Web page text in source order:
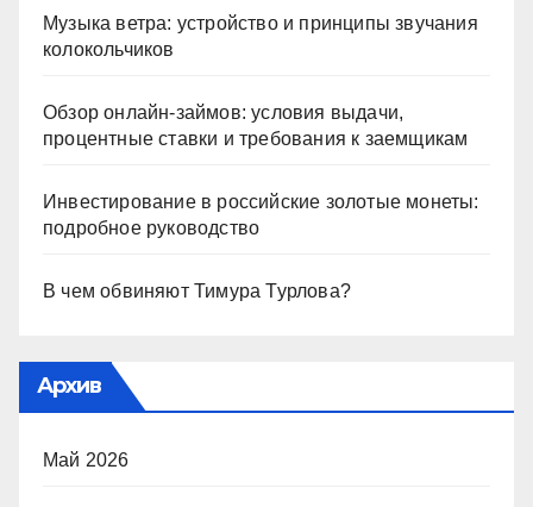
Музыка ветра: устройство и принципы звучания
колокольчиков
Обзор онлайн-займов: условия выдачи,
процентные ставки и требования к заемщикам
Инвестирование в российские золотые монеты:
подробное руководство
В чем обвиняют Тимура Турлова?
Архив
Май 2026